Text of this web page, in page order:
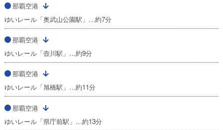
那覇空港
ゆいレール「奥武山公園駅」…約7分
那覇空港
ゆいレール「壺川駅」…約9分
那覇空港
ゆいレール「旭橋駅」…約11分
那覇空港
ゆいレール「県庁前駅」…約13分